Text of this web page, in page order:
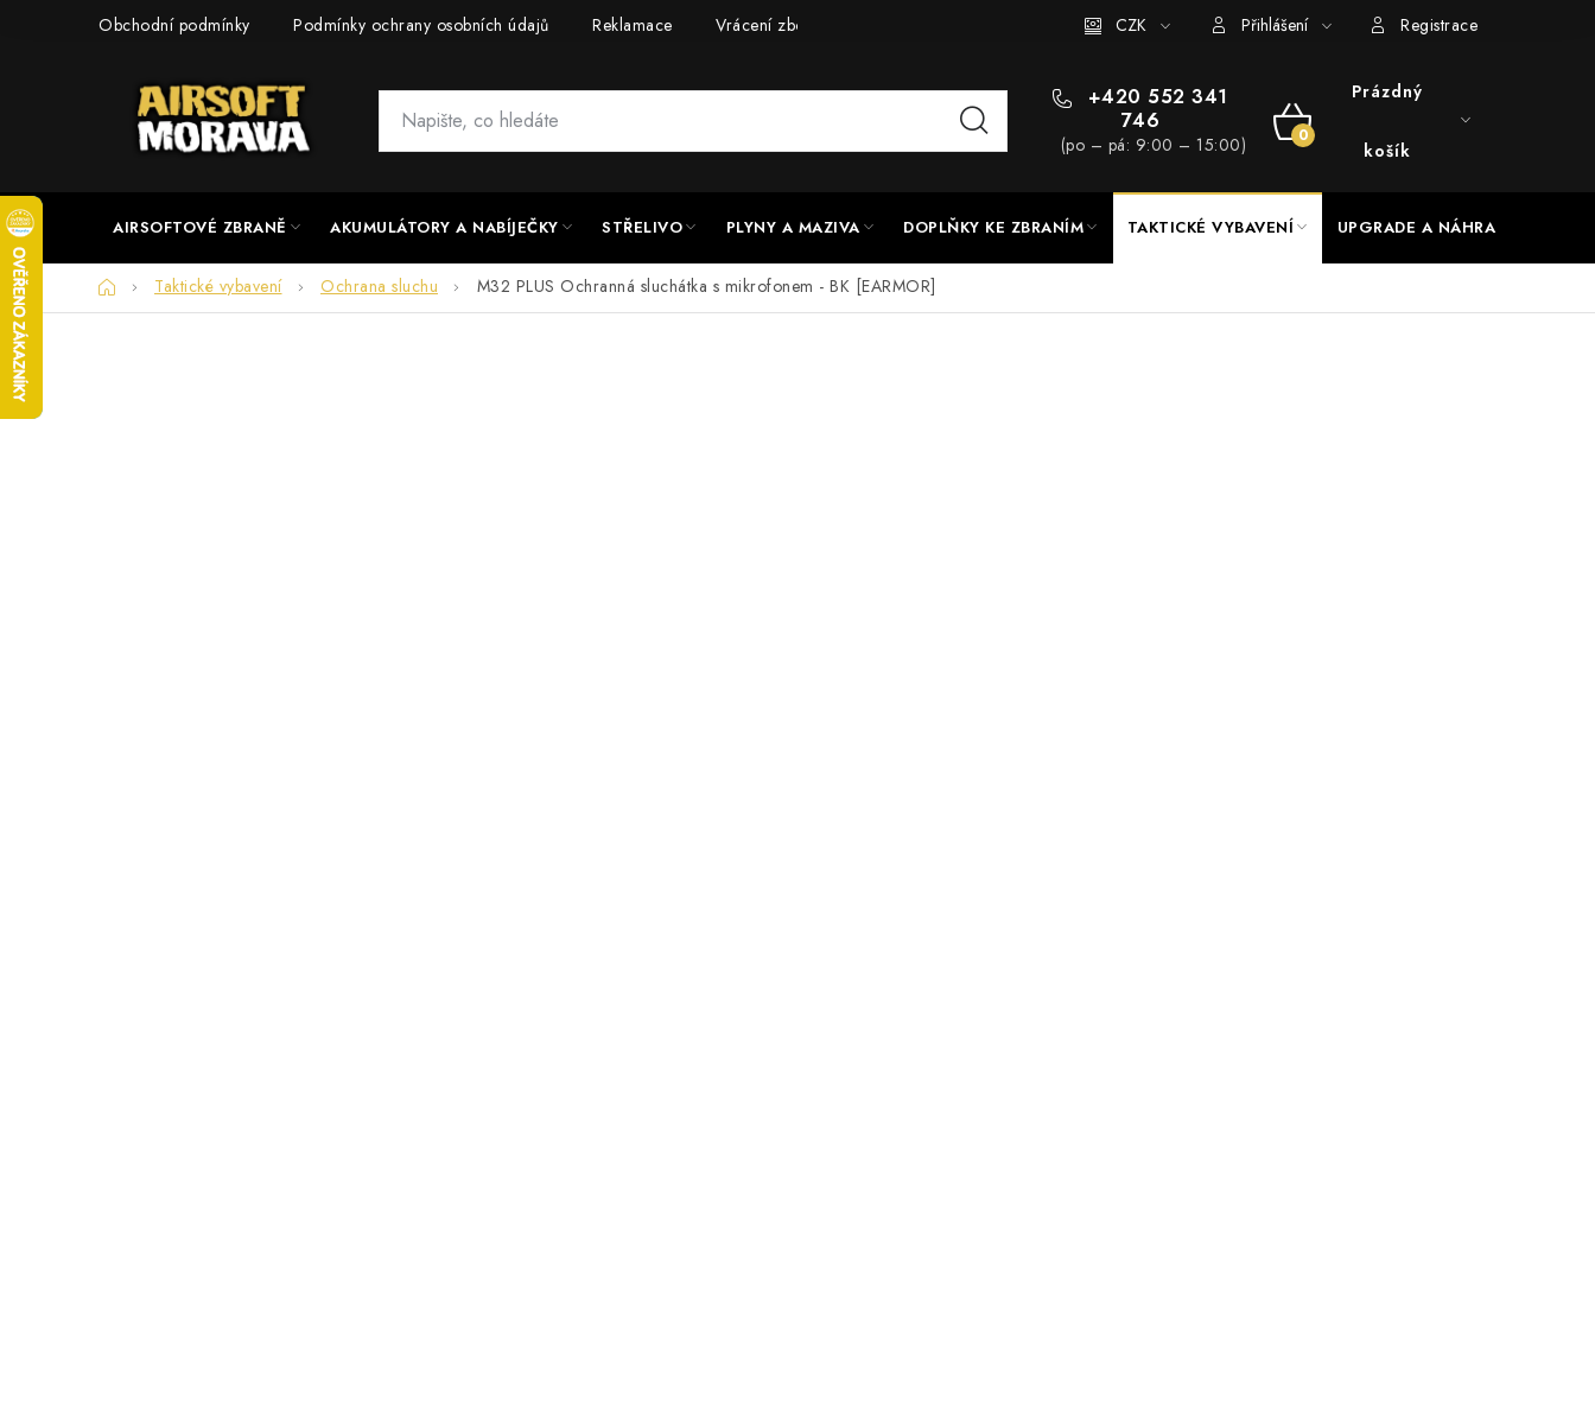
Obchodní podmínky Podmínky ochrany osobních údajů Reklamace Vrácení zboží UPGRADE a servis Hodnocení obchodu
CZK Přihlášení Registrace
+420 552 341
746
(po – pá: 9:00 – 15:00)
NÁKUPNÍ
Prázdný
košík
AIRSOFTOVÉ ZBRANĚ AKUMULÁTORY A NABÍJEČKY STŘELIVO PLYNY A MAZIVA DOPLŇKY KE ZBRANÍM TAKTICKÉ VYBAVENÍ UPGRADE A NÁHRADNÍ DÍLY
DomůTaktické vybavení Ochrana sluchu M32 PLUS Ochranná sluchátka s mikrofonem - BK [EARMOR]